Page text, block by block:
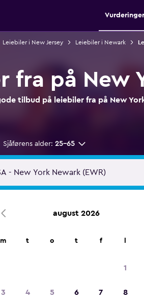
Vurderinger
Leiebiler i New Jersey Leiebiler i Newark
fra på New
tilbud på leiebiler fra på New
Sjåførens alder: 25–65
august 2026
m t o t f
1
3 4 5 6 7 8